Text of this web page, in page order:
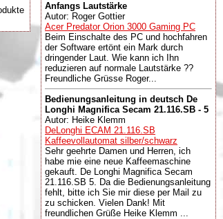
Anfangs Lautstärke
Autor: Roger Gottier
Acer Predator Orion 3000 Gaming PC
Beim Einschalte des PC und hochfahren
der Software ertönt ein Mark durch
dringender Laut. Wie kann ich Ihn
reduzieren auf normale Lautstärke ??
Freundliche Grüsse Roger...
Bedienungsanleitung in deutsch De
Longhi Magnifica Secam 21.116.SB - 5
Autor: Heike Klemm
DeLonghi ECAM 21.116.SB
Kaffeevollautomat silber/schwarz
Sehr geehrte Damen und Herren, ich
habe mie eine neue Kaffeemaschine
gekauft. De Longhi Magnifica Secam
21.116.SB 5. Da die Bedienungsanleitung
fehlt, bitte ich Sie mir diese per Mail zu
zu schicken. Vielen Dank! Mit
freundlichen Grüße Heike Klemm ...